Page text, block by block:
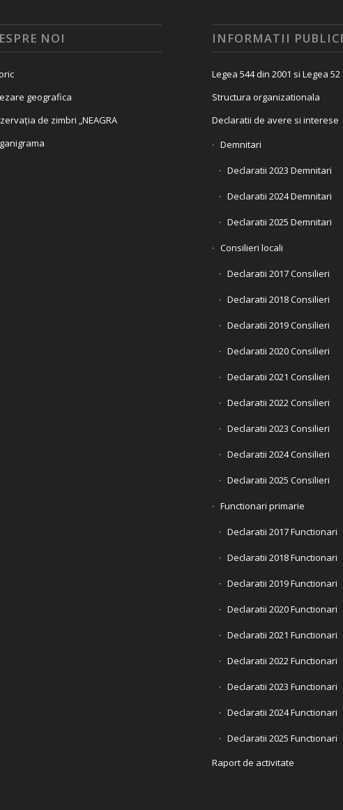
NOI
geografica
de zimbri „NEAGRA
INFORMATII
Legea 544 din 2001 si Legea 52
Structura organizationala
Declaratii de avere si interese
Demnitari
Declaratii 2023 Demnitari
Declaratii 2024 Demnitari
Declaratii 2025 Demnitari
Consilieri locali
Declaratii 2017 Consilieri
Declaratii 2018 Consilieri
Declaratii 2019 Consilieri
Declaratii 2020 Consilieri
Declaratii 2021 Consilieri
Declaratii 2022 Consilieri
Declaratii 2023 Consilieri
Declaratii 2024 Consilieri
Declaratii 2025 Consilieri
Functionari primarie
Declaratii 2017 Functionari
Declaratii 2018 Functionari
Declaratii 2019 Functionari
Declaratii 2020 Functionari
Declaratii 2021 Functionari
Declaratii 2022 Functionari
Declaratii 2023 Functionari
Declaratii 2024 Functionari
Declaratii 2025 Functionari
Raport de activitate